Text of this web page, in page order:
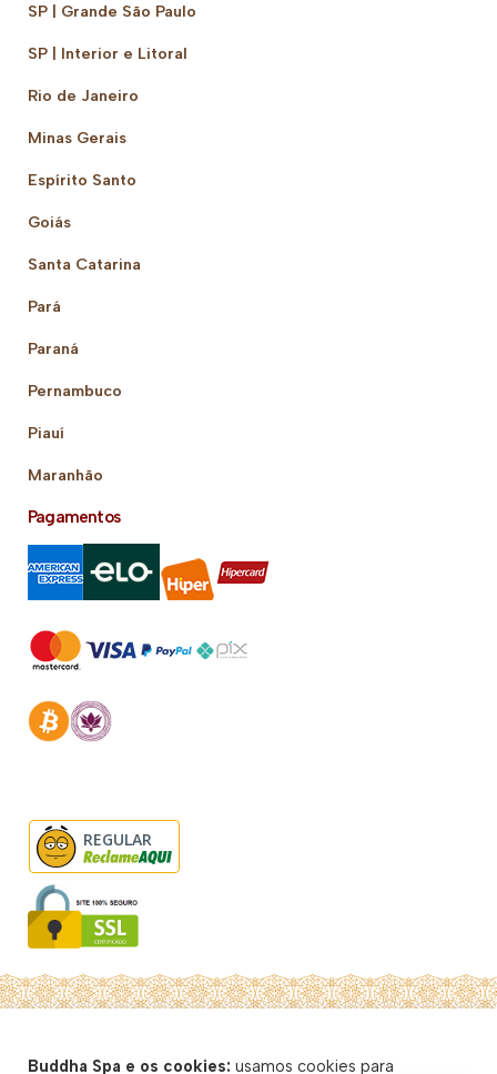
SP | Grande São Paulo
SP | Interior e Litoral
Rio de Janeiro
Minas Gerais
Espírito Santo
Goiás
Santa Catarina
Pará
Paraná
Pernambuco
Piauí
Maranhão
Pagamentos
REGULAR
Buddha Spa e os cookies: usamos cookies para